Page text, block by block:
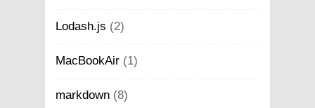
Lodash.js (2)
MacBookAir (1)
markdown (8)